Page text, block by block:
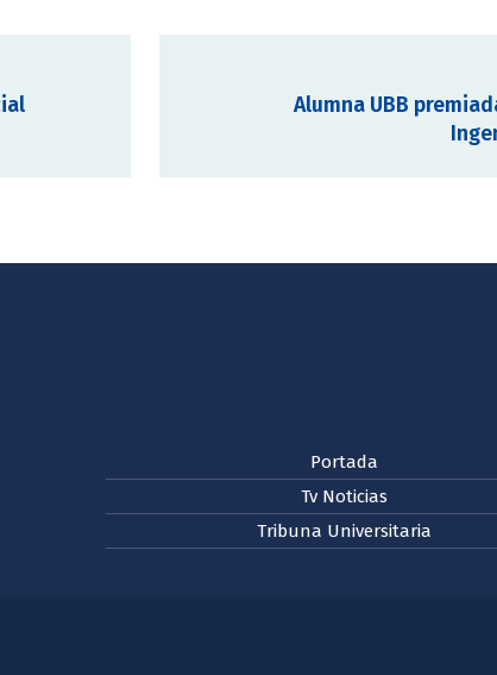
Alumna UBB
Portada
Tv Noticias
Tribuna Universitaria